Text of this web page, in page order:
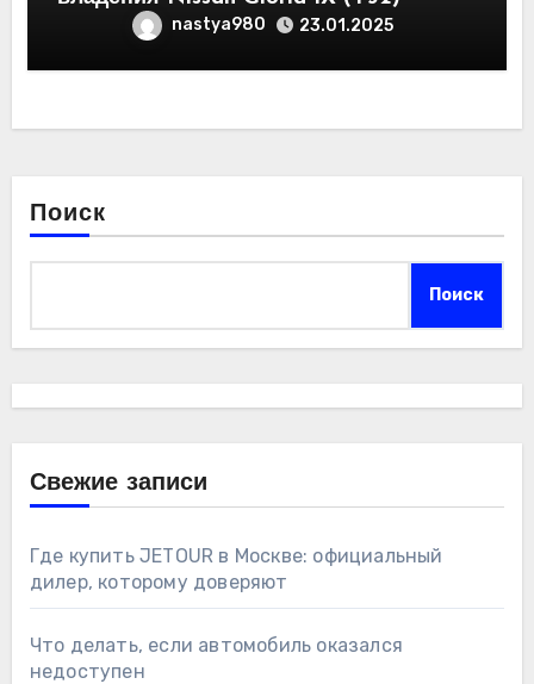
nastya980 23.01.2025
Поиск
Поиск
Свежие записи
Где купить JETOUR в Москве: официальный
дилер, которому доверяют
Что делать, если автомобиль оказался
недоступен